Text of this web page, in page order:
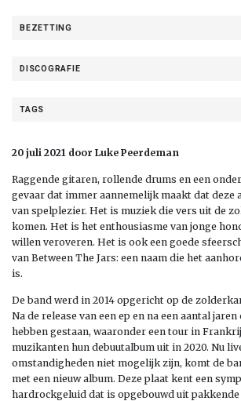
BEZETTING
DISCOGRAFIE
TAGS
20 juli 2021 door Luke Peerdeman
Raggende gitaren, rollende drums en een
gevaar dat immer aannemelijk maakt dat deze
van spelplezier. Het is muziek die vers uit de
komen. Het is het enthousiasme van jonge
willen veroveren. Het is ook een goede
van Between The Jars: een naam die het
is.
De band werd in 2014 opgericht op de
Na de release van een ep en na een aantal
hebben gestaan, waaronder een tour in
muzikanten hun debuutalbum uit in 2020. Nu
omstandigheden niet mogelijk zijn, komt de
met een nieuw album. Deze plaat kent een
hardrockgeluid dat is opgebouwd uit